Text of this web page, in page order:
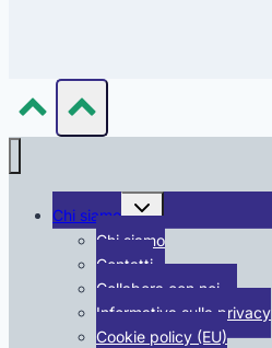
Chi siamo
Alterna
menu
figlio
Chi siamo
Contatti
Collabora con noi …
Informativa sulla privacy
Cookie policy (EU)